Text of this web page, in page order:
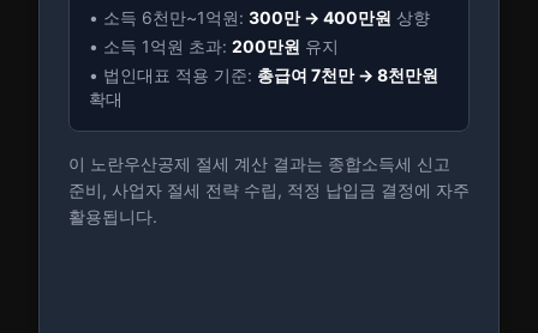
• 소득 6천만~1억원: 300만 → 400만원 상향
• 소득 1억원 초과: 200만원 유지
• 법인대표 적용 기준: 총급여 7천만 → 8천만원
확대
이 노란우산공제 절세 계산 결과는 종합소득세 신고
준비, 사업자 절세 전략 수립, 적정 납입금 결정에 자주
활용됩니다.